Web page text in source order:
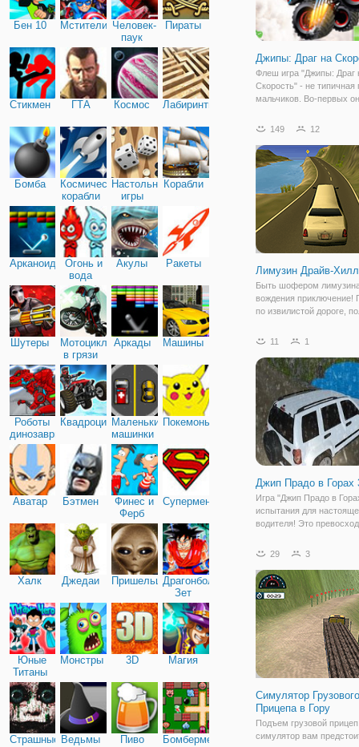
Бен 10 Мстители Человек-
паук
Пираты
Стикмен ГТА Космос Лабиринты
Бомба
Космические
корабли
Настольные
игры
Корабли
Арканоид
Огонь и
вода
Акулы Ракеты
Шутеры
Мотоциклы
в грязи
Аркады Машины
Роботы
динозавры
КвадроциклыМаленькие
машинки
Покемоны
Аватар Бэтмен
Финес и
Ферб
Супермен
Халк Джедаи ПришельцыДрагонболл
Зет
Юные
Титаны
Монстры 3D Магия
Страшные Ведьмы Пиво Бомбермен
Джипы: Драг на
Флеш игра "Джипы: Драг
Скорость" - не типичная
мальчиков. Во-первых
Вместо привычных
использовать мышь и
по педали,
149 12
Лимузин Драйв-Хилл
Быть шофером
вождения приключение!
по извилистой дороге,
всех пассажиров из
водительское
выполнить все уровни
11 1
Джип Прадо в Горах
Игра "Джип Прадо в
испытания для
водителя! Это
можете
игры проста - вы должны
попытаться
29 3
Симулятор Грузового
Прицепа в Гору
Подъем грузовой прицеп
симулятор вам